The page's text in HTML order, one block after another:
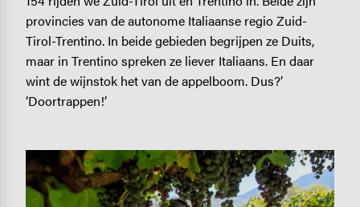
provincies van de autonome Italiaanse regio Zuid-
Tirol-Trentino. In beide gebieden begrijpen ze Duits,
maar in Trentino spreken ze liever Italiaans. En daar
wint de wijnstok het van de appelboom. Dus?’
‘Doortrappen!’
Image